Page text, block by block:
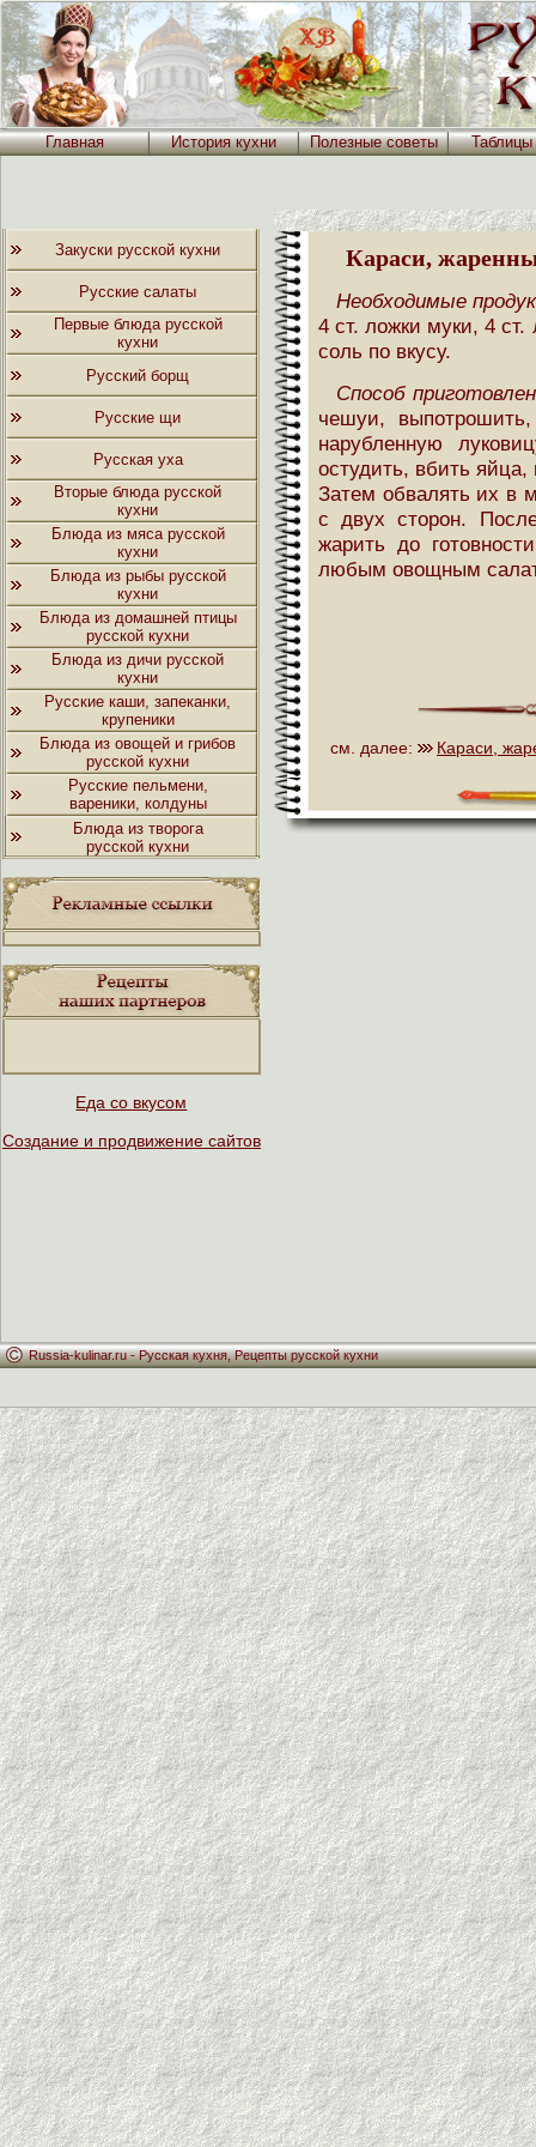
Главная История кухни Полезные советы
Закуски русской кухни
Русские салаты
Первые блюда русской
кухни
Русский борщ
Русские щи
Русская уха
Вторые блюда русской
кухни
Блюда из мяса русской
кухни
Блюда из рыбы русской
кухни
Блюда из домашней птицы
русской кухни
Блюда из дичи русской
кухни
Русские каши, запеканки,
крупеники
Блюда из овощей и грибов
русской кухни
Русские пельмени,
вареники, колдуны
Блюда из творога
русской кухни
Еда со вкусом
Создание и продвижение сайтов
Караси,
Необходимые
4 ст. ложки муки, 4
соль по вкусу.
Способ
чешуи,
нарубленную
остудить, вбить
Затем обвалять их в
с двух сторон.
жарить до
любым овощным
см. далее: Караси,
Russia-kulinar.ru -Русская кухня,Рецепты русской кухни